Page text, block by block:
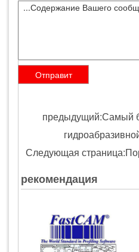
предыдущий:Самый
Следующая
рекомендация